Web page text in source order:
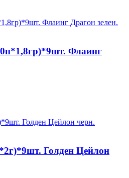
Флаинг
Голден Цейлон